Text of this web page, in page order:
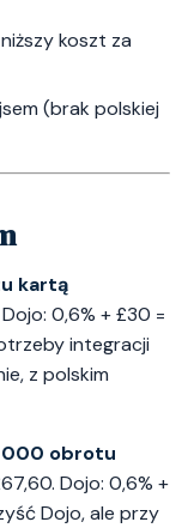
koszt za
(brak polskiej
kartą
0,6% + £30 =
integracji
z polskim
000 obrotu
Dojo: 0,6% +
Dojo, ale przy